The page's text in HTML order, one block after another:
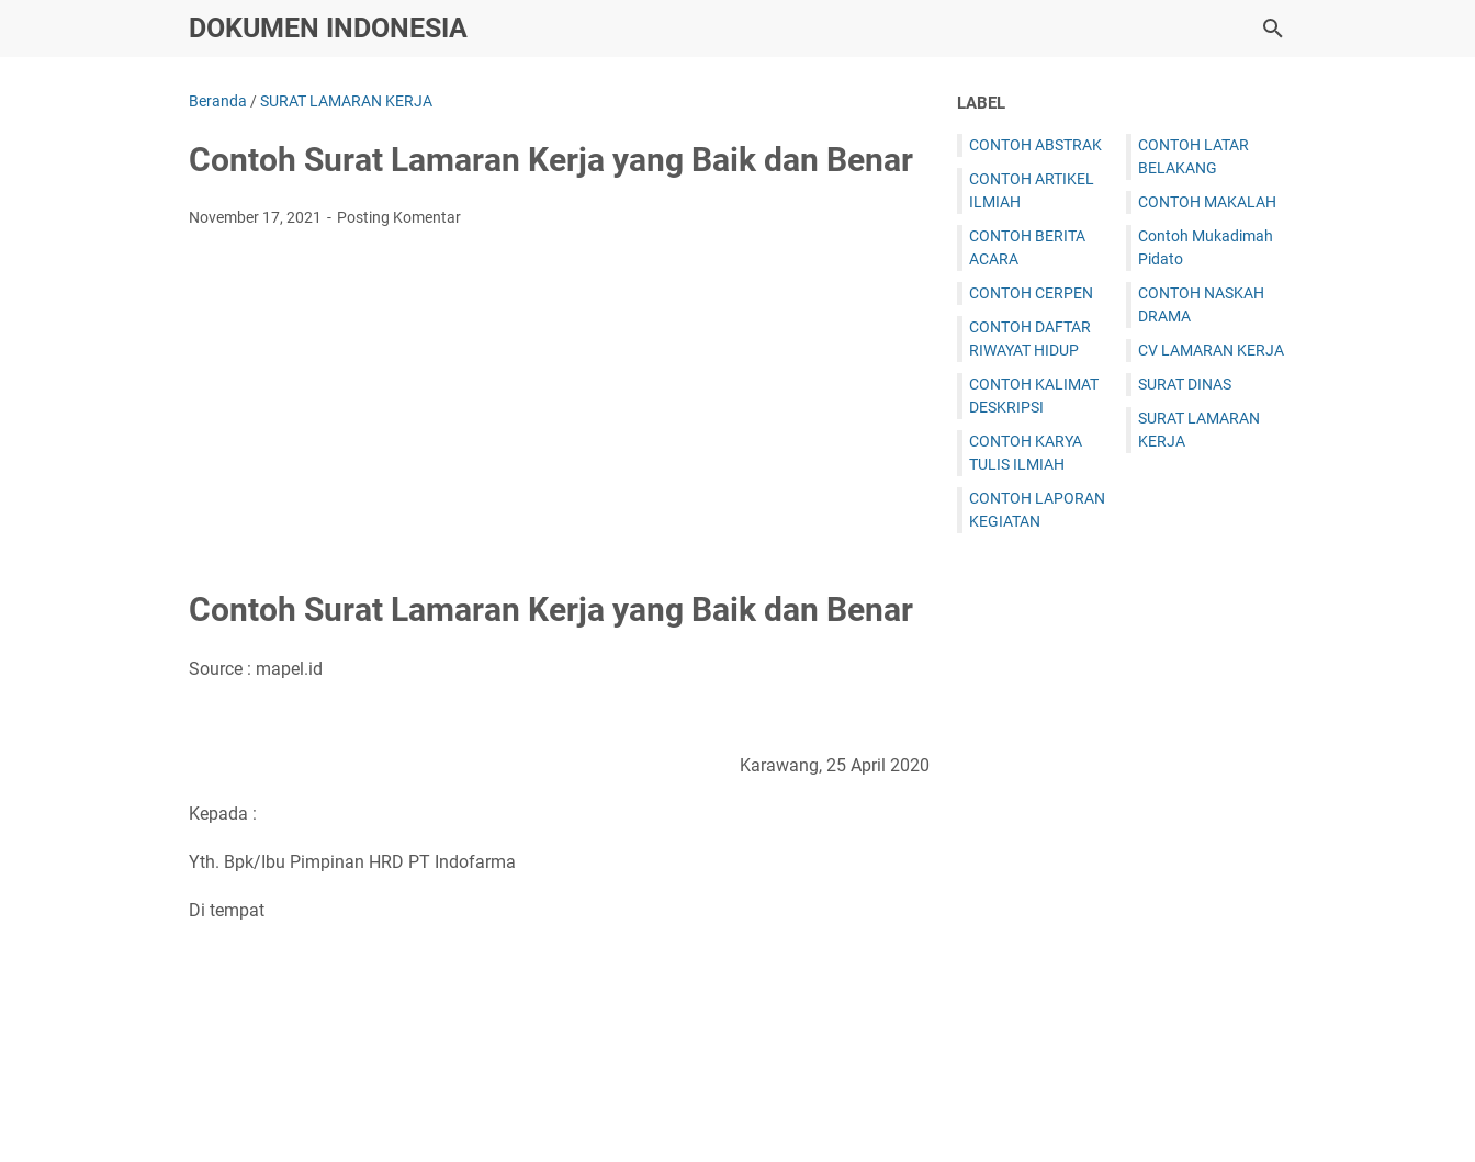
DOKUMEN INDONESIA
Beranda /SURAT LAMARAN KERJA
Contoh Surat Lamaran Kerja yang Baik dan Benar
November 17, 2021 Posting Komentar
Contoh Surat Lamaran Kerja yang Baik dan Benar
Source : mapel.id
Karawang, 25 April 2020
Kepada :
Yth. Bpk/Ibu Pimpinan HRD PT Indofarma
Di tempat
LABEL
CONTOH ABSTRAK
CONTOH ARTIKEL
ILMIAH
CONTOH BERITA
ACARA
CONTOH CERPEN
CONTOH DAFTAR
RIWAYAT HIDUP
CONTOH KALIMAT
DESKRIPSI
CONTOH KARYA
TULIS ILMIAH
CONTOH LAPORAN
KEGIATAN
CONTOH LATAR
BELAKANG
CONTOH MAKALAH
Contoh Mukadimah
Pidato
CONTOH NASKAH
DRAMA
CV LAMARAN KERJA
SURAT DINAS
SURAT LAMARAN
KERJA